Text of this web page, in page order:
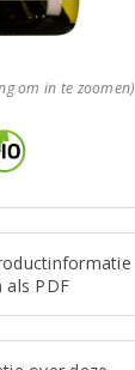
om in te zoomen)
als PDF